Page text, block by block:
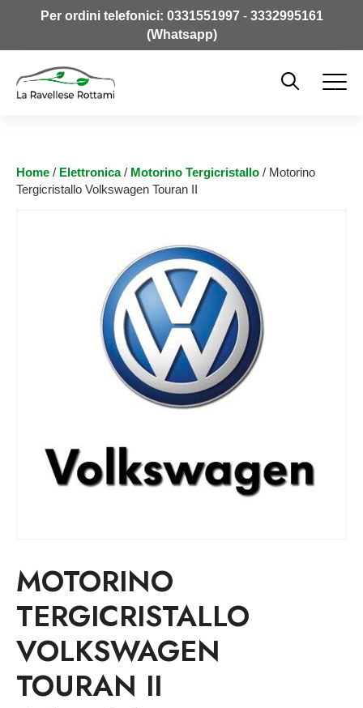
Per ordini telefonici: 0331551997- 3332995161
(Whatsapp)
Home / Elettronica/ Motorino Tergicristallo / Motorino
Tergicristallo Volkswagen Touran II
MOTORINO
TERGICRISTALLO
VOLKSWAGEN
TOURAN II